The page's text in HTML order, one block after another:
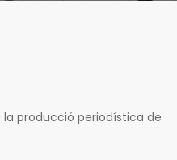
producció periodística de